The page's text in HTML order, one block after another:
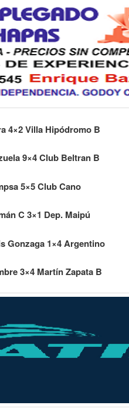
4×2 Villa Hipódromo B
9×4 Club Beltran B
5×5 Club Cano
C 3×1 Dep. Maipú
Gonzaga 1×4 Argentino
3×4 Martín Zapata B